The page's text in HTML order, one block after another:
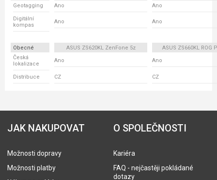
Geotagging
Ano Ano
Digitální
kompas
Ano Ano
Obecné ASUS ZS620KL ZenFone 5z
ASUS ZS660KL ROG
Česká
lokalizace
Ano Ano
Distribuce CZ CZ
JAK NAKUPOVAT
Možnosti dopravy
Možnosti platby
O SPOLEČNOSTI
Kariéra
FAQ - nejčastěji pokládané
dotazy